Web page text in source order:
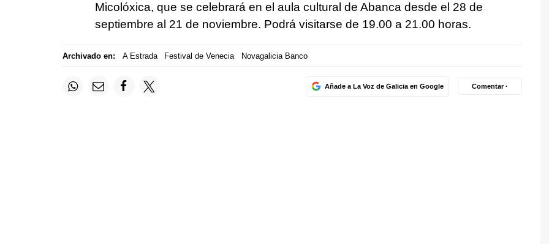
Micolóxica, que se celebrará en el aula cultural de Abanca desde el 28 de
septiembre al 21 de noviembre. Podrá visitarse de 19.00 a 21.00 horas.
Archivado en: A Estrada Festival de Venecia Novagalicia Banco
Añade a La Voz de Galicia en Google Comentar ·